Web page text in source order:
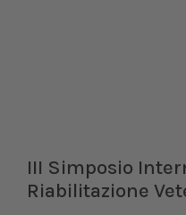
III Simposio
Riabilitazione